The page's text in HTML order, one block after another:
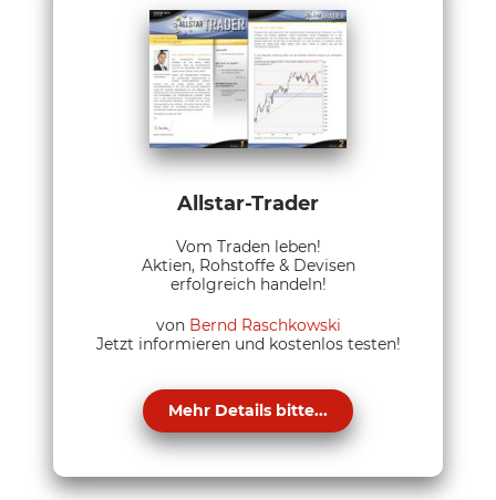
Allstar-Trader
Vom Traden leben!
Aktien, Rohstoffe & Devisen
erfolgreich handeln!
von Bernd Raschkowski
Jetzt informieren und kostenlos testen!
Mehr Details bitte...